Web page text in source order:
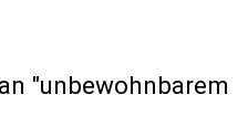
"unbewohnbarem